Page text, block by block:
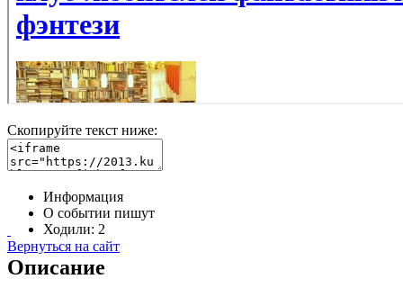
Вернуться на сайт
Скопируйте текст ниже:
Информация
О событии пишут
Ходили: 2
Описание